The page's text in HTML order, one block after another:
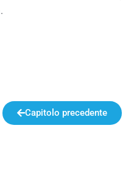
Capitolo precedente